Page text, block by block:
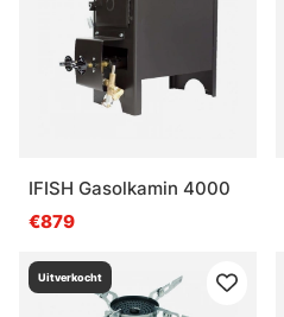
IFISH Gasolkamin 4000
€879
Uitverkocht